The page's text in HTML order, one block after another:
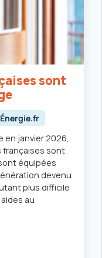
sont
en janvier 2026,
françaises sont
équipées
devenu
plus difficile
au